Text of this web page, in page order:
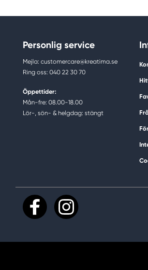
Personlig service
Mejla: customercare@kreatima.se
Ring oss: 040 22 30 70
Öppettider:
Mån-fre: 08.00-18.00
Lör-, sön- & helgdag: stängt